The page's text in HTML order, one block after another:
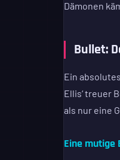
Dämonen
Bullet:
Ein
Ellis‘ treuer
als nur eine
Eine mutige